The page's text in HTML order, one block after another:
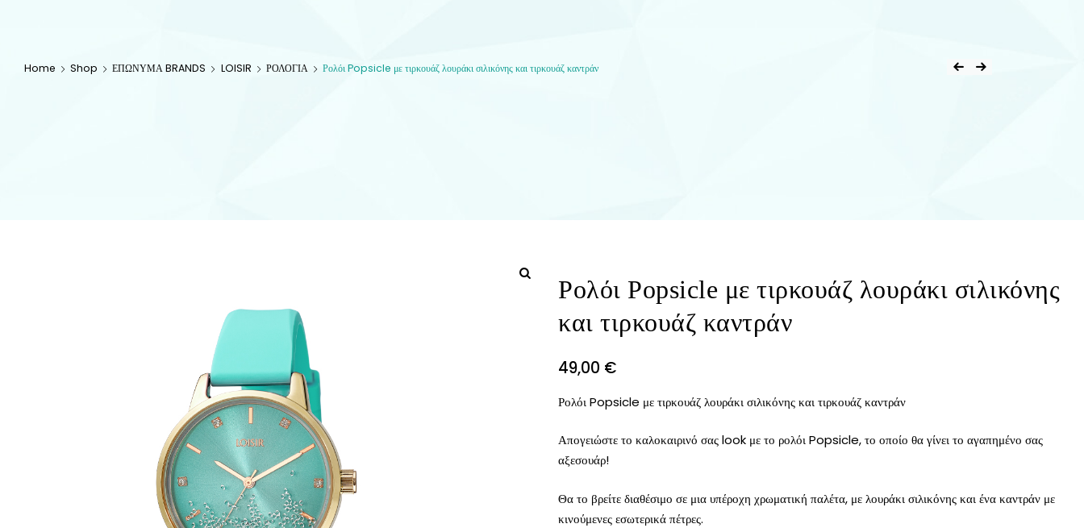
Home Shop ΕΠΩΝΥΜΑ BRANDS LOISIR ΡΟΛΟΓΙΑ Ρολόι Popsicle με τιρκουάζ λουράκι σιλικόνης και τιρκουάζ καντράν
Ρολόι Popsicle με τιρκουάζ λουράκι σιλικόνης
και τιρκουάζ καντράν
49,00 €
Ρολόι Popsicle με τιρκουάζ λουράκι σιλικόνης και τιρκουάζ καντράν
Απογειώστε το καλοκαιρινό σας look με το ρολόι Popsicle, το οποίο θα γίνει το αγαπημένο σας
αξεσουάρ!
Θα το βρείτε διαθέσιμο σε μια υπέροχη χρωματική παλέτα, με λουράκι σιλικόνης και ένα καντράν με
κινούμενες εσωτερικά πέτρες.